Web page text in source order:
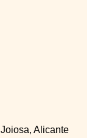
Alicante